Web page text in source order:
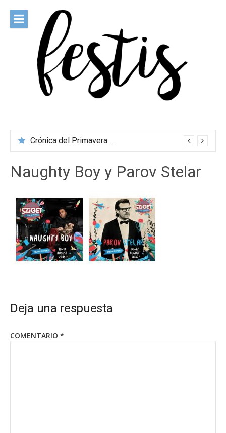
contenido
Crónica del Primavera Sound Porto 2026
Naughty Boy y Parov Stelar
Deja una respuesta
COMENTARIO *